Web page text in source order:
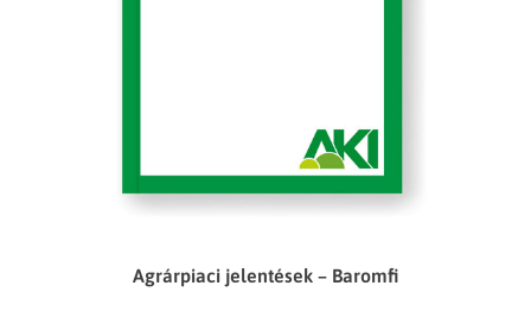
Agrárpiaci jelentések – Baromfi